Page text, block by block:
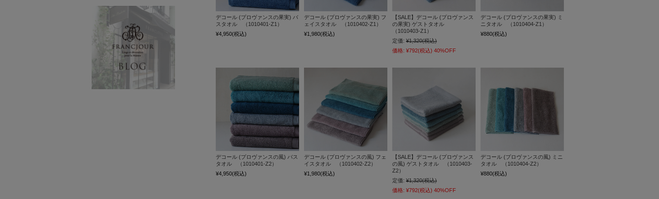
デコール (プロヴァンスの果実) バ
スタオル （1010401-Z1）
¥4,950(税込)
デコール (プロヴァンスの果実) フ
ェイスタオル （1010402-Z1）
¥1,980(税込)
【SALE】デコール (プロヴァンス
の果実) ゲストタオル
（1010403-Z1）
定価: ¥1,320(税込)
価格: ¥792(税込) 40%OFF
デコール (プロヴァンスの果実) ミ
ニタオル （1010404-Z1）
¥880(税込)
デコール (プロヴァンスの風) バス
タオル （1010401-Z2）
¥4,950(税込)
デコール (プロヴァンスの風) フェ
イスタオル （1010402-Z2）
¥1,980(税込)
【SALE】デコール (プロヴァンス
の風) ゲストタオル （1010403-
Z2）
定価: ¥1,320(税込)
価格: ¥792(税込) 40%OFF
デコール (プロヴァンスの風) ミニ
タオル （1010404-Z2）
¥880(税込)